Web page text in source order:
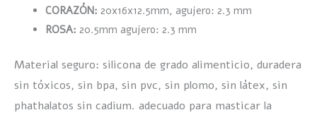
CORAZÓN: 20x16x12.5mm, agujero: 2.3 mm
ROSA: 20.5mm agujero: 2.3 mm
Material seguro: silicona de grado alimenticio, duradera
sin tóxicos, sin bpa, sin pvc, sin plomo, sin látex, sin
phathalatos sin cadium. adecuado para masticar la